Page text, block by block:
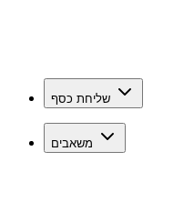
שליחת כסף
משאבים